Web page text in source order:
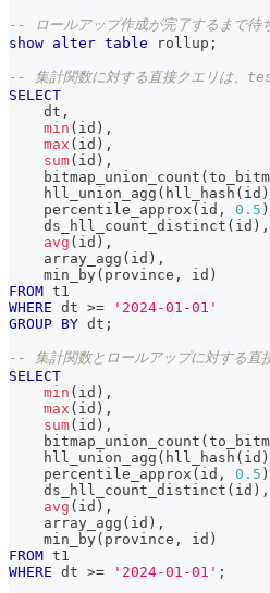
-- ロールアップ作成が完了するまで待
show alter table rollup ;
-- 集計関数に対する直接クエリは、
SELECT
    dt
,
min ( id ) ,
max ( id ) ,
sum( id ) ,
    bitmap_union_count
(
    hll_union_agg
( hll_hash ( id )
    percentile_approx
( id , 0.5 )
    ds_hll_count_distinct
( id ) ,
avg ( id ) ,
    array_agg
( id ) ,
    min_by
( province , id )
FROM t1
WHERE dt >=
'2024-01-01'
GROUP BY dt ;
-- 集計関数とロールアップに対する
SELECT
min ( id ) ,
max ( id ) ,
sum( id ) ,
    bitmap_union_count
(
    hll_union_agg
( hll_hash ( id )
    percentile_approx
( id , 0.5 )
    ds_hll_count_distinct
( id ) ,
avg ( id ) ,
    array_agg
( id ) ,
    min_by
( province , id )
FROM t1
WHERE dt >= '2024-01-01' ;